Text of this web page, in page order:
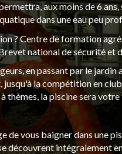
aux moins de 6
dans une eau peu
? Centre de formation
national de sécurité et
en passant par le
la compétition en
thèmes, la piscine sera
de vous baigner dans une
découvrent intégralement